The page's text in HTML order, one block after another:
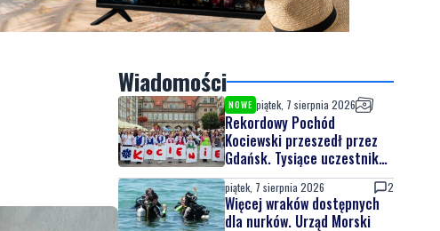
Wiadomości
NOWE piątek, 7 sierpnia 2026
Rekordowy Pochód
Kociewski przeszedł przez
Gdańsk. Tysiące uczestników
na jubileuszowej edycji
piątek, 7 sierpnia 2026 2
Więcej wraków dostępnych
dla nurków. Urząd Morski